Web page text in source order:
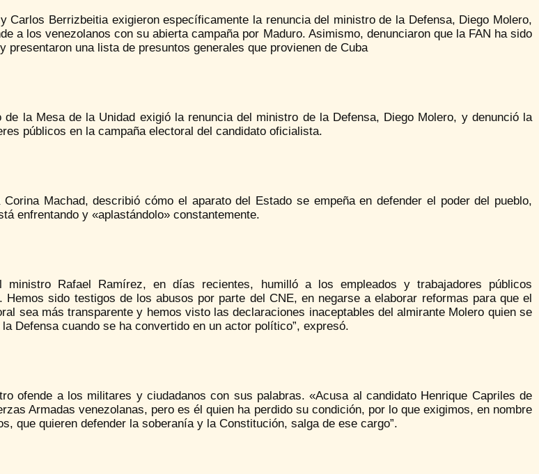
Carlos Berrizbeitia exigieron específicamente la renuncia del ministro de la Defensa, Diego Molero,
a los venezolanos con su abierta campaña por Maduro. Asimismo, denunciaron que la FAN ha sido
presentaron una lista de presuntos generales que provienen de Cuba
de la Mesa de la Unidad exigió la renuncia del ministro de la Defensa, Diego Molero, y denunció la
públicos en la campaña electoral del candidato oficialista.
Corina Machad, describió cómo el aparato del Estado se empeña en defender el poder del pueblo,
enfrentando y «aplastándolo» constantemente.
ministro Rafael Ramírez, en días recientes, humilló a los empleados y trabajadores públicos
Hemos sido testigos de los abusos por parte del CNE, en negarse a elaborar reformas para que el
sea más transparente y hemos visto las declaraciones inaceptables del almirante Molero quien se
Defensa cuando se ha convertido en un actor político”, expresó.
ofende a los militares y ciudadanos con sus palabras. «Acusa al candidato Henrique Capriles de
Armadas venezolanas, pero es él quien ha perdido su condición, por lo que exigimos, en nombre
que quieren defender la soberanía y la Constitución, salga de ese cargo”.